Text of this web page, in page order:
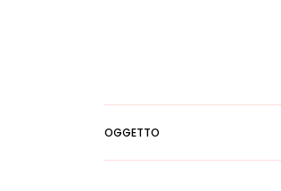
OGGETTO